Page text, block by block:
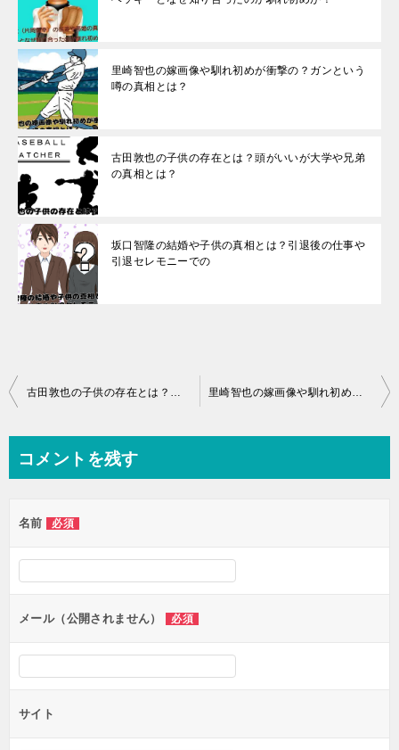
里崎智也の嫁画像や馴れ初めが衝撃の？ガンという
噂の真相とは？
古田敦也の子供の存在とは？頭がいいが大学や兄弟
の真相とは？
坂口智隆の結婚や子供の真相とは？引退後の仕事や
引退セレモニーでの
投
ビ
ー
シ
ン
古田敦也の子供の存在とは？頭がいいが大学や兄弟の真相とは？ 里崎智也の嫁画像や馴れ初めが衝撃の？ガンという噂の真相とは？
コメントを残す
名前 必須
メール（公開されません） 必須
サイト